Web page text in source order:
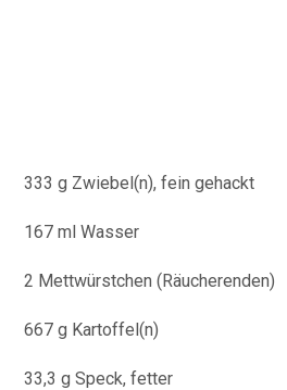
333 g Zwiebel(n), fein gehackt
167 ml Wasser
2 Mettwürstchen (Räucherenden)
667 g Kartoffel(n)
33,3 g Speck, fetter